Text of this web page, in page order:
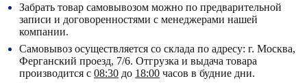
Забрать товар самовывозом можно по предварительной
записи и договоренностями с менеджерами нашей
компании.
Самовывоз осуществляется со склада по адресу: г. Москва,
Ферганский проезд, 7/6. Отгрузка и выдача товара
производится с 08:30 до 18:00 часов в будние дни.